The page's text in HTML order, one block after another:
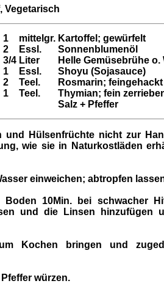
Vegetarisch
1
2
3/4
1
2
1
mittelgr.
Essl.
Liter
Essl.
Teel.
Teel.
Kartoffel; gewürfelt
Sonnenblumenöl
Helle Gemüsebrühe o.
Shoyu (Sojasauce)
Rosmarin; feingehackt
Thymian; fein
Salz + Pfeffer
und Hülsenfrüchte nicht zur
wie sie in Naturkostläden
einweichen; abtropfen
10Min. bei schwacher
und die Linsen hinzufügen
Kochen bringen und
würzen.